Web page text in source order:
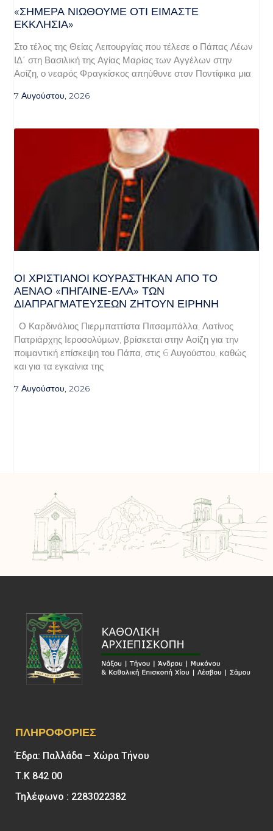
«ΣΉΜΕΡΑ ΝΙΏΘΟΥΜΕ ΌΤΙ ΕΊΜΑΣΤΕ
ΕΚΚΛΗΣΊΑ»
Στο τέλος της Θείας Λειτουργίας που τέλεσε ο Πάπας Λέων
ΙΔ΄ στη Βασιλική της Αγίας Μαρίας των Αγγέλων στην
Ασίζη, ο νεαρός Φραγκίσκος απηύθυνε στον Ποντίφικα μια
7 Αυγούστου, 2026
ΟΙ ΧΡΙΣΤΙΑΝΟΊ ΚΟΥΡΆΣΤΗΚΑΝ ΑΠΌ ΤΟ
ΑΈΝΑΟ «ΠΉΓΑΙΝΕ-ΈΛΑ» ΤΩΝ
ΔΙΑΠΡΑΓΜΑΤΕΎΣΕΩΝ ΖΗΤΟΎΝ ΕΙΡΉΝΗ
Ο Καρδινάλιος Πιερμπαττίστα Πιτσαμπάλλα, Λατίνος
Πατριάρχης Ιεροσολύμων, βρίσκεται στην Ασίζη για την
ποιμαντική επίσκεψη του Πάπα, στις 6 Αυγούστου, καθώς
και για τα εγκαίνια της
7 Αυγούστου, 2026
ΠΛΗΡΟΦΟΡΊΕΣ
Έδρα: Παλλάδα – Χώρα Τήνου
Τ.Κ 842 00
Τηλέφωνο : 2283022382